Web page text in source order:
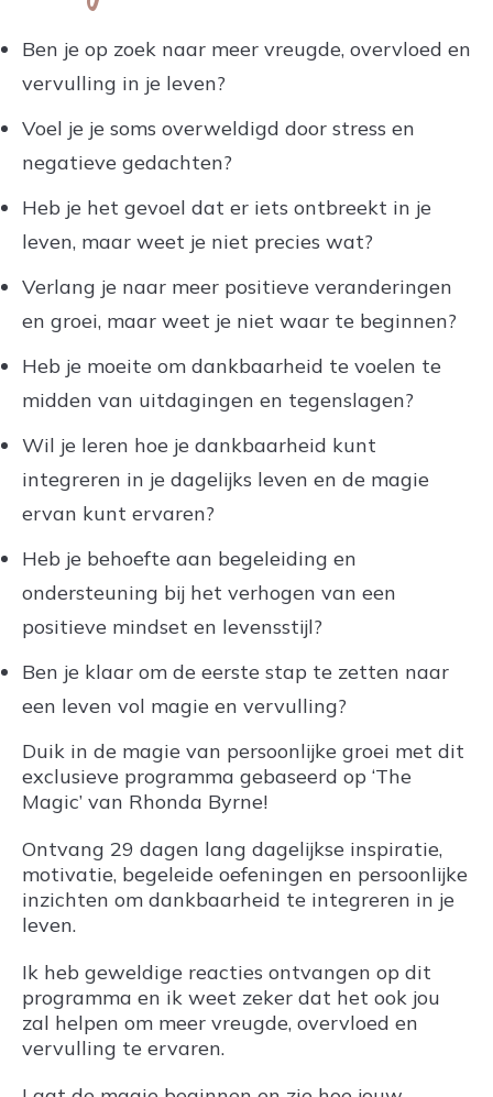
Ben je op zoek naar meer vreugde, overvloed en
vervulling in je leven?
Voel je je soms overweldigd door stress en
negatieve gedachten?
Heb je het gevoel dat er iets ontbreekt in je
leven, maar weet je niet precies wat?
Verlang je naar meer positieve veranderingen
en groei, maar weet je niet waar te beginnen?
Heb je moeite om dankbaarheid te voelen te
midden van uitdagingen en tegenslagen?
Wil je leren hoe je dankbaarheid kunt
integreren in je dagelijks leven en de magie
ervan kunt ervaren?
Heb je behoefte aan begeleiding en
ondersteuning bij het verhogen van een
positieve mindset en levensstijl?
Ben je klaar om de eerste stap te zetten naar
een leven vol magie en vervulling?
Duik in de magie van persoonlijke groei met dit
exclusieve programma gebaseerd op ‘The
Magic’ van Rhonda Byrne!
Ontvang 29 dagen lang dagelijkse inspiratie,
motivatie, begeleide oefeningen en persoonlijke
inzichten om dankbaarheid te integreren in je
leven.
Ik heb geweldige reacties ontvangen op dit
programma en ik weet zeker dat het ook jou
zal helpen om meer vreugde, overvloed en
vervulling te ervaren.